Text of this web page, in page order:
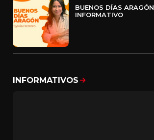
BUENOS DÍAS ARAGÓN
INFORMATIVO
INFORMATIVOS Mostrar todo